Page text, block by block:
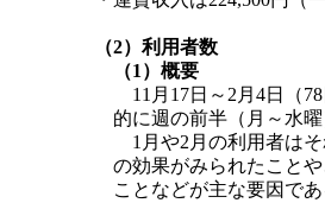
（2）利用者数
（1）概要
11月17日～2月4日（
的に週の前半（月～水
1月や2月の利用者はそ
の効果がみられたこと
ことなどが主な要因であ